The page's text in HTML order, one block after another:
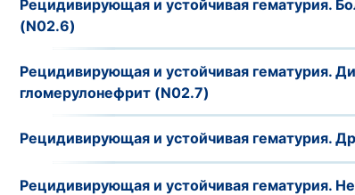
Рецидивирующая и устойчивая гематурия.
(N02.6)
Рецидивирующая и устойчивая гематурия.
гломерулонефрит (N02.7)
Рецидивирующая и устойчивая гематурия.
Рецидивирующая и устойчивая гематурия.